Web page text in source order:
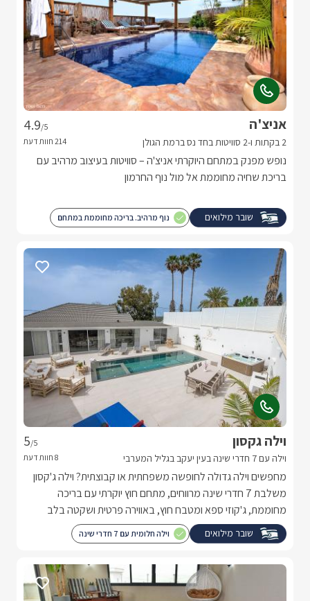
אניצ'ה
2 בקתות ו-2 סוויטות בחד נס ברמת הגולן
4.9/5
נופש מפנק במתחם היוקרתי אניצ'ה – סוויטות בעיצוב מרהיב עם
בריכת שחיה מחוממת אל מול נוף החרמון
שובר מילואים נוף מרהיב. בריכה מחוממת במתחם
וילה גקסון
וילה עם 7 חדרי שינה בעין יעקב בגליל המערבי
5/5
מחפשים וילה גדולה לחופשה משפחתית או קבוצתית? וילה ג'קסון
משלבת 7 חדרי שינה מרווחים, מתחם חוץ יוקרתי עם בריכה
מחוממת, ג'קוזי ספא ומטבח חוץ, באווירה פרטית ושקטה בלב
הגליל המערבי.
שובר מילואים וילה חלומית עם 7 חדרי שינה